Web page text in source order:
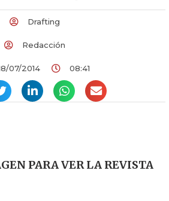
Drafting
Redacción
07/2014 08:41
PARA VER LA REVISTA